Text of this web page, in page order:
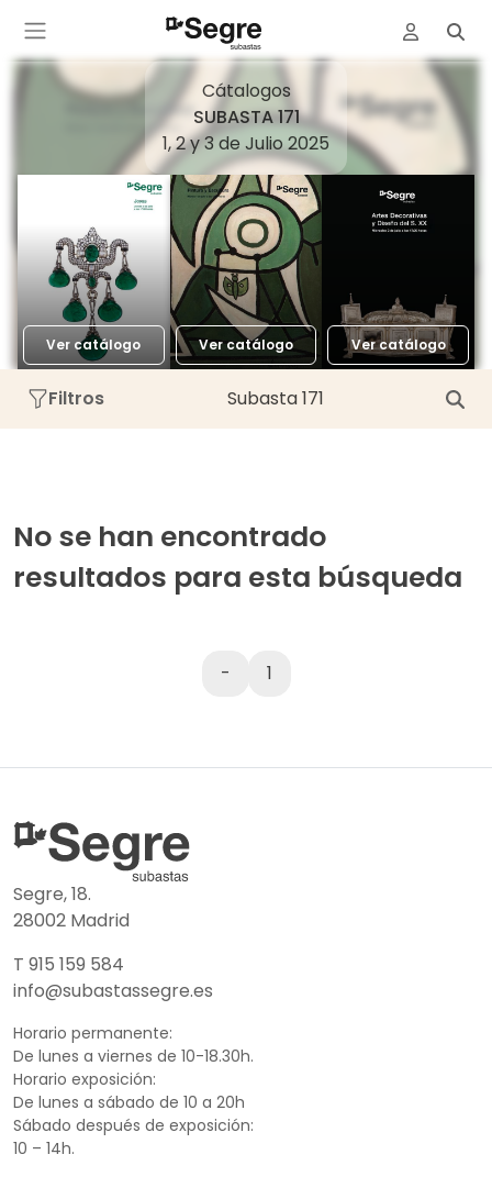
Cátalogos
SUBASTA 171
1, 2 y 3 de Julio 2025
Ver catálogo Ver catálogo Ver catálogo
Filtros Subasta 171
No se han encontrado
resultados para esta búsqueda
- 1
Segre, 18.
28002 Madrid
T 915 159 584
info@subastassegre.es
Horario permanente:
De lunes a viernes de 10-18.30h.
Horario exposición:
De lunes a sábado de 10 a 20h
Sábado después de exposición:
10 – 14h.